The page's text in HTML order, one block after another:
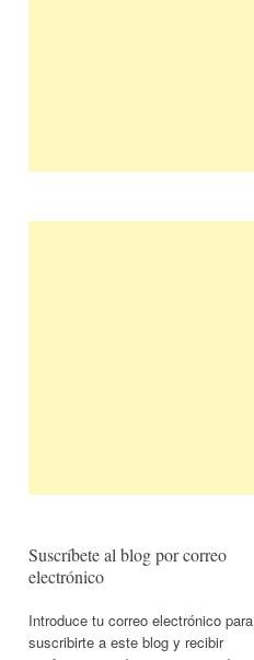
Suscríbete al blog por correo
electrónico
Introduce tu correo electrónico para
suscribirte a este blog y recibir